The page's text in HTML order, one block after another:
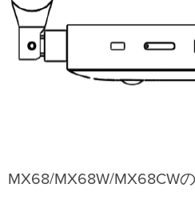
MX68/MX68W/MX68CW